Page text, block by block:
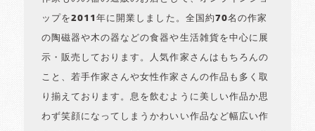
ップを2011年に開業しました。全国約70名の作家
の陶磁器や木の器などの食器や生活雑貨を中心に展
示・販売しております。人気作家さんはもちろんの
こと、若手作家さんや女性作家さんの作品も多く取
り揃えております。息を飲むように美しい作品か思
わず笑顔になってしまうかわいい作品など幅広い作